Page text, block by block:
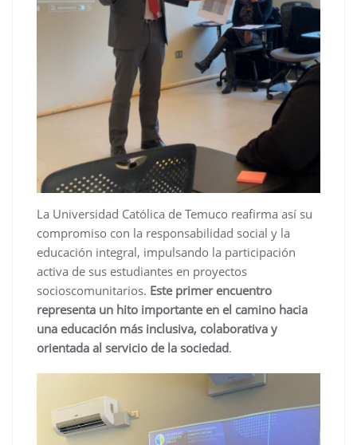
La Universidad Católica de Temuco reafirma así su
compromiso con la responsabilidad social y la
educación integral, impulsando la participación
activa de sus estudiantes en proyectos
socioscomunitarios. Este primer encuentro
representa un hito importante en el camino hacia
una educación más inclusiva, colaborativa y
orientada al servicio de la sociedad.